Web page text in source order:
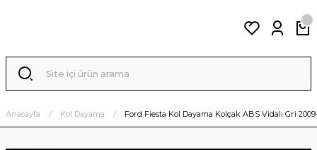
Anasayfa Kol Dayama Ford Fiesta Kol Dayama Kolçak ABS Vidalı Gri